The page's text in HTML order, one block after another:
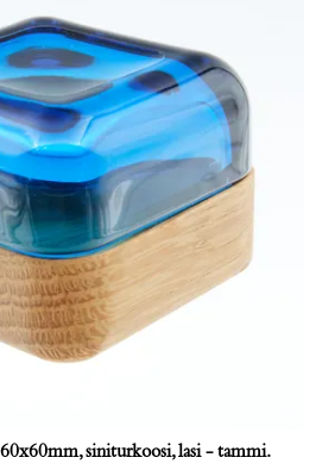
siniturkoosi, lasi - tammi.